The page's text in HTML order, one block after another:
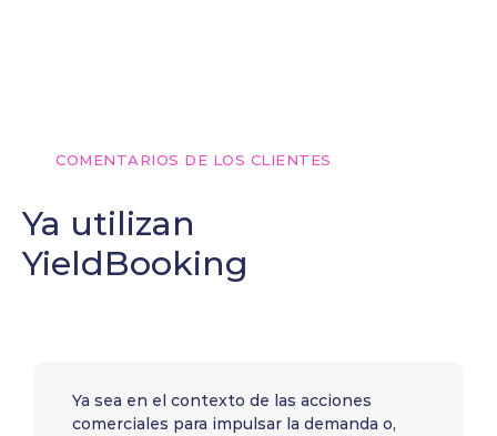
COMENTARIOS DE LOS CLIENTES
Ya utilizan
YieldBooking
Ya sea en el contexto de las acciones
comerciales para impulsar la demanda o,